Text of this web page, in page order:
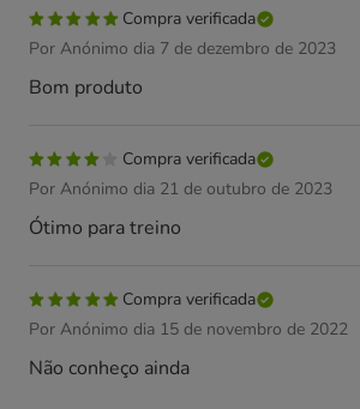
Compra verificada
Por Anónimo dia 7 de dezembro de 2023
Bom produto
Compra verificada
Por Anónimo dia 21 de outubro de 2023
Ótimo para treino
Compra verificada
Por Anónimo dia 15 de novembro de 2022
Não conheço ainda